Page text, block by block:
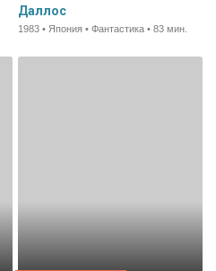
Даллос
1983 • Япония • Фантастика • 83 мин.